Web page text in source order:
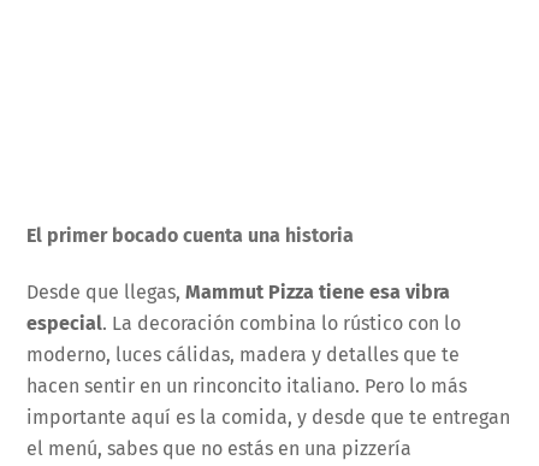
El primer bocado cuenta una historia
Desde que llegas,Mammut Pizza tiene esa vibra
especial. La decoración combina lo rústico con lo
moderno, luces cálidas, madera y detalles que te
hacen sentir en un rinconcito italiano. Pero lo más
importante aquí es la comida, y desde que te entregan
el menú, sabes que no estás en una pizzería